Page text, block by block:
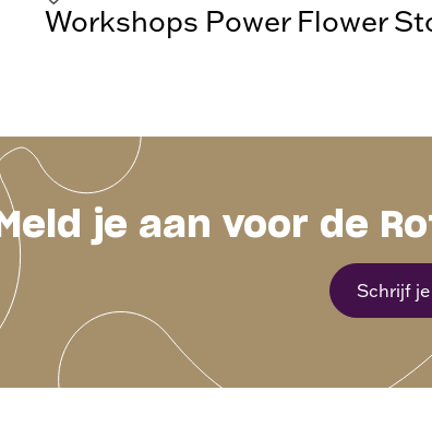
Workshops Power Flower
Meld je aan voor de
Schrijf